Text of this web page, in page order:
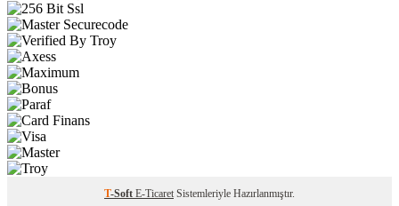
T-Soft E-Ticaret Sistemleriyle Hazırlanmıştır.